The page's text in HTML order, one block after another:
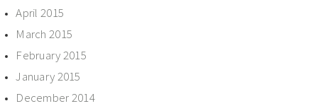
April 2015
March 2015
February 2015
January 2015
December 2014